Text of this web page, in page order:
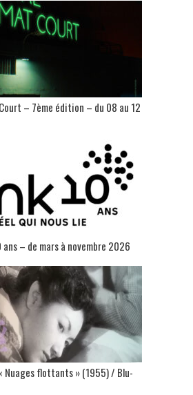
– 7ème édition – du 08 au 12
– de mars à novembre 2026
Nuages flottants » (1955) / Blu-